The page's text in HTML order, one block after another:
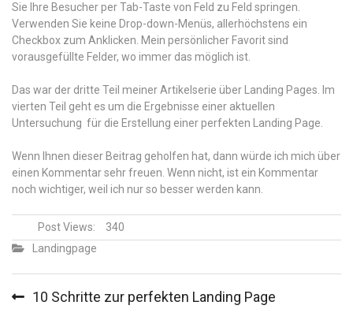
Sie Ihre Besucher per Tab-Taste von Feld zu Feld springen.
Verwenden Sie keine Drop-down-Menüs, allerhöchstens ein
Checkbox zum Anklicken. Mein persönlicher Favorit sind
vorausgefüllte Felder, wo immer das möglich ist.
Das war der dritte Teil meiner Artikelserie über Landing Pages. Im
vierten Teil geht es um die Ergebnisse einer aktuellen
Untersuchung für die Erstellung einer perfekten Landing Page.
Wenn Ihnen dieser Beitrag geholfen hat, dann würde ich mich über
einen Kommentar sehr freuen. Wenn nicht, ist ein Kommentar
noch wichtiger, weil ich nur so besser werden kann.
Post Views:
340
Landingpage
10 Schritte zur perfekten Landing Page